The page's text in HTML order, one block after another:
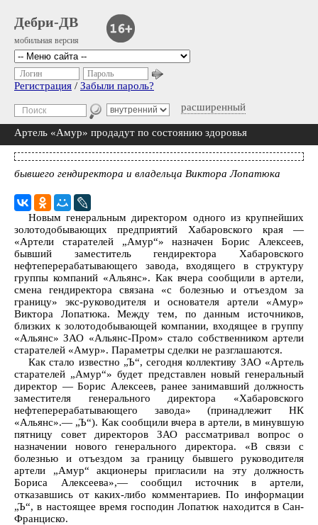
Дебри-ДВ
мобильная версия
расширенный
Логин Пароль
Регистрация / Забыли пароль?
Артель «Амур» продадут по состоянию здоровья
бывшего гендиректора и владельца Виктора Лопатюка
Новым генеральным директором одного из крупнейших
золотодобывающих предприятий Хабаровского края —
«Артели старателей „Амур“» назначен Борис Алексеев,
бывший заместитель гендиректора Хабаровского
нефтеперерабатывающего завода, входящего в структуру
группы компаний «Альянс». Как вчера сообщили в артели,
смена гендиректора связана «с болезнью и отъездом за
границу» экс-руководителя и основателя артели «Амур»
Виктора Лопатюка. Между тем, по данным источников,
близких к золотодобывающей компании, входящее в группу
«Альянс» ЗАО «Альянс-Пром» стало собственником артели
старателей «Амур». Параметры сделки не разглашаются.
Как стало известно „Ъ“, сегодня коллективу ЗАО «Артель
старателей „Амур“» будет представлен новый генеральный
директор — Борис Алексеев, ранее занимавший должность
заместителя генерального директора «Хабаровского
нефтеперерабатывающего завода» (принадлежит НК
«Альянс».— „Ъ“). Как сообщили вчера в артели, в минувшую
пятницу совет директоров ЗАО рассматривал вопрос о
назначении нового генерального директора. «В связи с
болезнью и отъездом за границу бывшего руководителя
артели „Амур“ акционеры пригласили на эту должность
Бориса Алексеева»,— сообщил источник в артели,
отказавшись от каких-либо комментариев. По информации
„Ъ“, в настоящее время господин Лопатюк находится в Сан-
Франциско.